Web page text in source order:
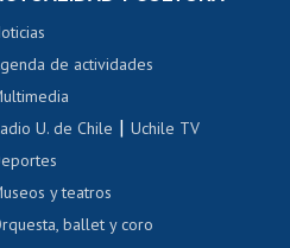
Certificado de renta
Certificado de renta
Gestión de correo uchile
Acoso laboral, sexual y violencia
de actividades
U. de Chile |Uchile TV
y teatros
ballet y coro